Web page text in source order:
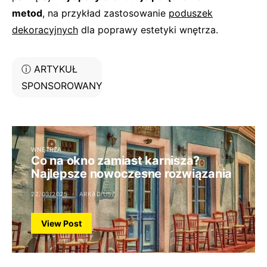
metod, na przykład zastosowanie poduszek
dekoracyjnych dla poprawy estetyki wnętrza.
ⓘ ARTYKUŁ
SPONSOROWANY
WNĘTRZA
Co na okno zamiast karnisza?
Najlepsze nowoczesne rozwiązania
22/03/2025 ARKADIUSZ
View Post